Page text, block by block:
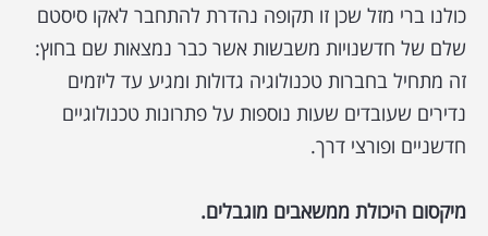
כולנו ברי מזל שכן זו תקופה נהדרת להתחבר לאקו סיסטם
שלם של חדשנויות משבשות אשר כבר נמצאות שם בחוץ:
זה מתחיל בחברות טכנולוגיה גדולות ומגיע עד ליזמים
נדירים שעובדים שעות נוספות על פתרונות טכנולוגיים
חדשניים ופורצי דרך.
מיקסום היכולת ממשאבים מוגבלים.